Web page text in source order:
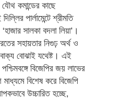
যৌথ কমান্ডের কাছে
পার্লামেন্টে শ্রীমতি
সালকা বদলা লিয়া’।
সহায়তার নিগুঢ় অর্থ ও
বোঝাই যথেষ্ট। এই
বিজেপির জয় লাভের
বিশেষ করে বিজেপি
উচ্চারিত হচ্ছে,